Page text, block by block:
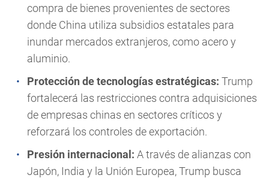
compra de bienes provenientes de sectores
donde China utiliza subsidios estatales para
inundar mercados extranjeros, como acero y
aluminio.
Protección de tecnologías estratégicas: Trump
fortalecerá las restricciones contra adquisiciones
de empresas chinas en sectores críticos y
reforzará los controles de exportación.
Presión internacional: A través de alianzas con
Japón, India y la Unión Europea, Trump busca